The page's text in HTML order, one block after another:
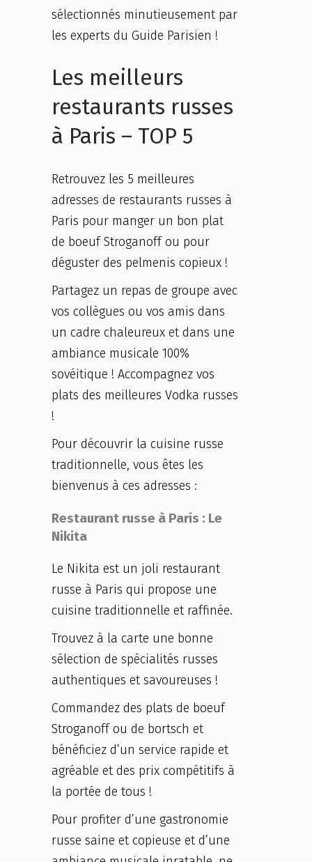
sélectionnés minutieusement par
les experts du Guide Parisien !
Les meilleurs
restaurants russes
à Paris – TOP 5
Retrouvez les 5 meilleures
adresses de restaurants russes à
Paris pour manger un bon plat
de boeuf Stroganoff ou pour
déguster des pelmenis copieux !
Partagez un repas de groupe avec
vos collègues ou vos amis dans
un cadre chaleureux et dans une
ambiance musicale 100%
sovéitique ! Accompagnez vos
plats des meilleures Vodka russes
!
Pour découvrir la cuisine russe
traditionnelle, vous êtes les
bienvenus à ces adresses :
Restaurant russe à Paris : Le
Nikita
Le Nikita est un joli restaurant
russe à Paris qui propose une
cuisine traditionnelle et raffinée.
Trouvez à la carte une bonne
sélection de spécialités russes
authentiques et savoureuses !
Commandez des plats de boeuf
Stroganoff ou de bortsch et
bénéficiez d’un service rapide et
agréable et des prix compétitifs à
la portée de tous !
Pour profiter d’une gastronomie
russe saine et copieuse et d’une